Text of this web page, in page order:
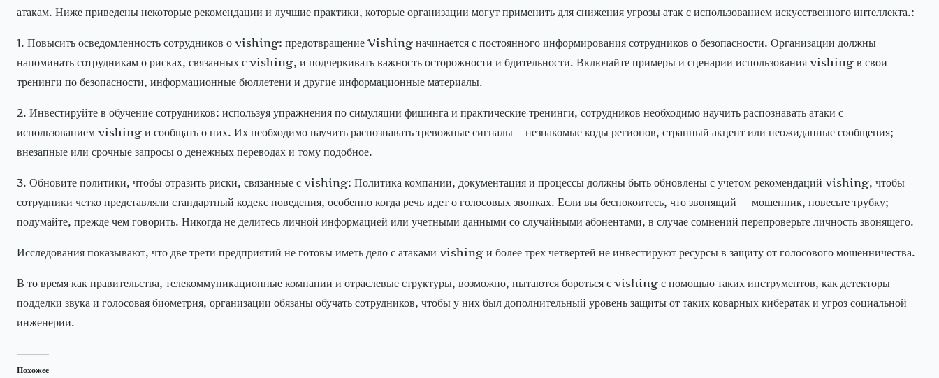
атакам. Ниже приведены некоторые рекомендации и лучшие практики, которые организации могут применить для снижения угрозы атак с использованием искусственного интеллекта.:
1. Повысить осведомленность сотрудников о vishing: предотвращение Vishing начинается с постоянного информирования сотрудников о безопасности. Организации должны
напоминать сотрудникам о рисках, связанных с vishing, и подчеркивать важность осторожности и бдительности. Включайте примеры и сценарии использования vishing в свои
тренинги по безопасности, информационные бюллетени и другие информационные материалы.
2. Инвестируйте в обучение сотрудников: используя упражнения по симуляции фишинга и практические тренинги, сотрудников необходимо научить распознавать атаки с
использованием vishing и сообщать о них. Их необходимо научить распознавать тревожные сигналы – незнакомые коды регионов, странный акцент или неожиданные сообщения;
внезапные или срочные запросы о денежных переводах и тому подобное.
3. Обновите политики, чтобы отразить риски, связанные с vishing: Политика компании, документация и процессы должны быть обновлены с учетом рекомендаций vishing, чтобы
сотрудники четко представляли стандартный кодекс поведения, особенно когда речь идет о голосовых звонках. Если вы беспокоитесь, что звонящий — мошенник, повесьте трубку;
подумайте, прежде чем говорить. Никогда не делитесь личной информацией или учетными данными со случайными абонентами, в случае сомнений перепроверьте личность звонящего.
Исследования показывают, что две трети предприятий не готовы иметь дело с атаками vishing и более трех четвертей не инвестируют ресурсы в защиту от голосового мошенничества.
В то время как правительства, телекоммуникационные компании и отраслевые структуры, возможно, пытаются бороться с vishing с помощью таких инструментов, как детекторы
подделки звука и голосовая биометрия, организации обязаны обучать сотрудников, чтобы у них был дополнительный уровень защиты от таких коварных кибератак и угроз социальной
инженерии.
Похожее